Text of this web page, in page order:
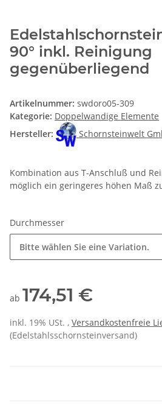
90° inkl. Reinigung
gegenüberliegend
Artikelnummer: swdoro05-309
Kategorie: Doppelwandige Elemente
Hersteller:
Schornsteinwelt
Kombination aus T-Anschluß und
möglich ein geringeres höhen Maß
Durchmesser
Bitte wählen Sie eine Variation.
ab 174,51 €
inkl. 19% USt. , Versandkostenfreie
(Edelstahlsschornsteinversand)